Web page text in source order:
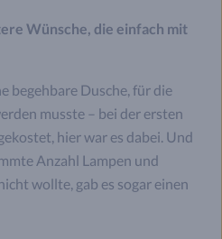
Wünsche, die einfach mit
begehbare Dusche, für die
musste – bei der ersten
hier war es dabei. Und
Anzahl Lampen und
wollte, gab es sogar einen